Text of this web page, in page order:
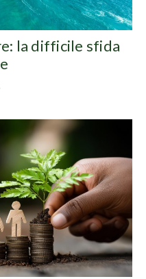
la difficile sfida